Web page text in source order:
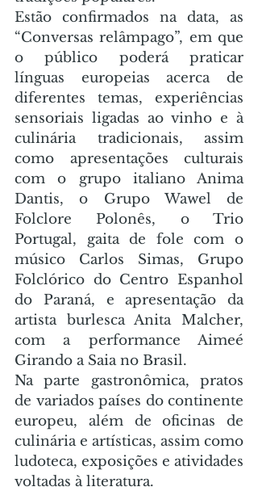
Estão confirmados na data, as
“Conversas relâmpago”, em que
o público poderá praticar
línguas europeias acerca de
diferentes temas, experiências
sensoriais ligadas ao vinho e à
culinária tradicionais, assim
como apresentações culturais
com o grupo italiano Anima
Dantis, o Grupo Wawel de
Folclore Polonês, o Trio
Portugal, gaita de fole com o
músico Carlos Simas, Grupo
Folclórico do Centro Espanhol
do Paraná, e apresentação da
artista burlesca Anita Malcher,
com a performance Aimeé
Girando a Saia no Brasil.
Na parte gastronômica, pratos
de variados países do continente
europeu, além de oficinas de
culinária e artísticas, assim como
ludoteca, exposições e atividades
voltadas à literatura.